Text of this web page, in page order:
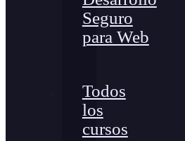
Seguro
para Web
Todos
los
cursos